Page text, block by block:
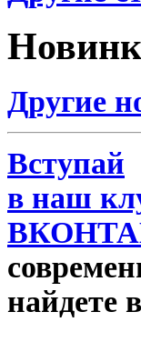
Другие
Вступай
в наш
найдете